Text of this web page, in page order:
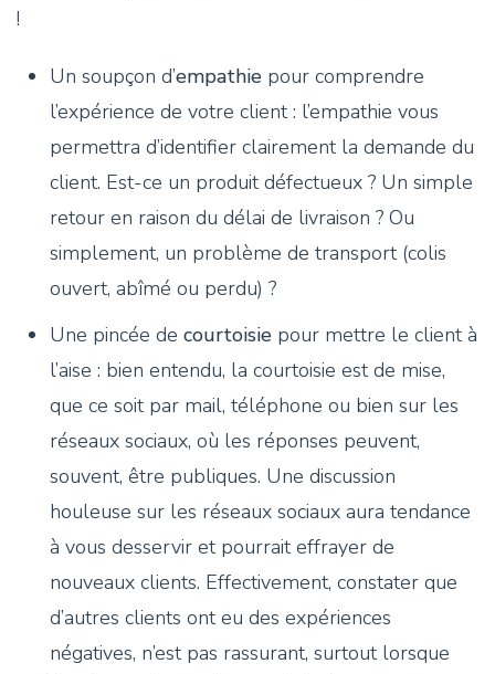
!
Un soupçon d’empathie pour comprendre
l’expérience de votre client : l’empathie vous
permettra d’identifier clairement la demande du
client. Est-ce un produit défectueux ? Un simple
retour en raison du délai de livraison ? Ou
simplement, un problème de transport (colis
ouvert, abîmé ou perdu) ?
Une pincée de courtoisie pour mettre le client à
l’aise : bien entendu, la courtoisie est de mise,
que ce soit par mail, téléphone ou bien sur les
réseaux sociaux, où les réponses peuvent,
souvent, être publiques. Une discussion
houleuse sur les réseaux sociaux aura tendance
à vous desservir et pourrait effrayer de
nouveaux clients. Effectivement, constater que
d’autres clients ont eu des expériences
négatives, n’est pas rassurant, surtout lorsque